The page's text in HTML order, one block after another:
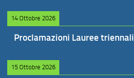
14 Ottobre 2026
Proclamazioni Lauree triennali
15 Ottobre 2026